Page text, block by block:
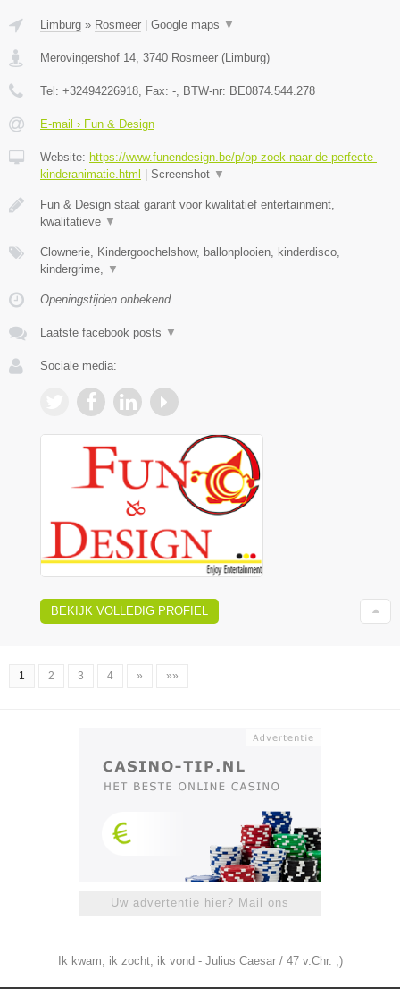
Limburg » Rosmeer | Google maps ▼
Merovingershof 14 3740 Rosmeer (Limburg)
Tel: +32494226918 , Fax: - , BTW-nr: BE0874.544.278
E-mail › Fun & Design
Website: https://www.funendesign.be/p/op-zoek-naar-de-perfecte-
kinderanimatie.html | Screenshot ▼
Fun & Design staat garant voor kwalitatief entertainment,
kwalitatieve ▼
Clownerie, Kindergoochelshow, ballonplooien, kinderdisco,
kindergrime,
▼
Openingstijden onbekend
Laatste facebook posts ▼
Sociale media:
BEKIJK VOLLEDIG PROFIEL
1 2 3 4 » »»
Uw advertentie hier? Mail ons
Ik kwam, ik zocht, ik vond - Julius Caesar / 47 v.Chr. ;)